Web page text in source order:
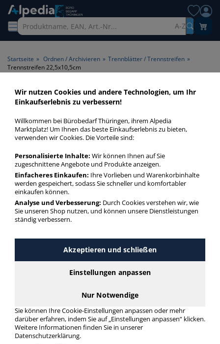
A-Z
Startseite » Ordnen / Archivieren » Trennblätter / Trennstreifen »
Trennstreifen 22,5x10,5cm
Trennstreifen 22,5x10,5cm >
Format 22,5x10,5cm
Trennstreifen 22,5x10,5cm in bester Qualität zum günstigen
unserer Filter-Funktion.
Trennstreifen 22,5x10,5cm
mehr Infos zur Kategorie
Trennstreifen
Trennstreifen
Kunststoff
Wir nutzen Cookies und andere Technologien, um Ihr
Einkaufserlebnis zu verbessern!
Willkommen bei Bürobedarf Thüringen, ihrem Alpedia
Marktplatz! Um Ihnen das beste Einkaufserlebnis zu bieten,
verwenden wir Cookies. Die Vorteile sind:
Personalisierte Inhalte: Wir können Ihnen auf Sie
zugeschnittene Angebote und Produkte anzeigen.
Einfacheres Einkaufen: Ihre Vorlieben und Warenkorbinhalte
werden gespeichert, sodass Sie schneller und komfortabler
einkaufen können.
Analyse und Verbesserung: Durch Cookies verstehen wir, wie
Sie unseren Shop nutzen, und können unsere Dienstleistungen
ständig verbessern.
Akzeptieren und schließen
Einstellungen anpassen
Nur Notwendige
Sie können Ihre Cookie-Einstellungen anpassen oder mehr
darüber erfahren, indem Sie auf „Einstellungen anpassen“ klicken.
Weitere Informationen finden Sie in unserer
Datenschutzerklärung.